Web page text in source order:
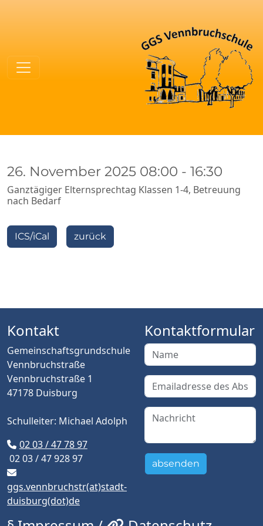
26. November 2025 08:00 - 16:30
Ganztägiger Elternsprechtag Klassen 1-4, Betreuung
nach Bedarf
ICS/iCal zurück
Kontakt
Gemeinschaftsgrundschule
Vennbruchstraße
Vennbruchstraße 1
47178 Duisburg
Schulleiter: Michael Adolph
02 03 / 47 78 97
02 03 / 47 928 97
ggs.vennbruchstr(at)stadt-
duisburg(dot)de
Kontaktformular
absenden